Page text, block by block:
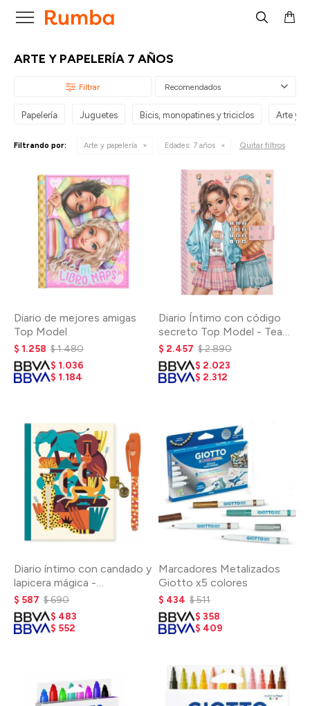

ARTE Y PAPELERÍA 7 AÑOS
Recomendados
Papelería Juguetes Bicis, monopatines y triciclos Arte y
Filtrando por: Arte y papelería Edades: 7 años Quitar filtros
Diario de mejores amigas
Top Model
$ 1.258 $1.480
$ 1.036
$ 1.184
Diario Íntimo con código
secreto Top Model - Team
Teddy
$ 2.457 $2.890
$ 2.023
$ 2.312
Diario íntimo con candado y
lapicera mágica -
NARANJA
$ 587 $690
$ 483
$ 552
Marcadores Metalizados
Giotto x5 colores
$ 434 $511
$ 358
$ 409